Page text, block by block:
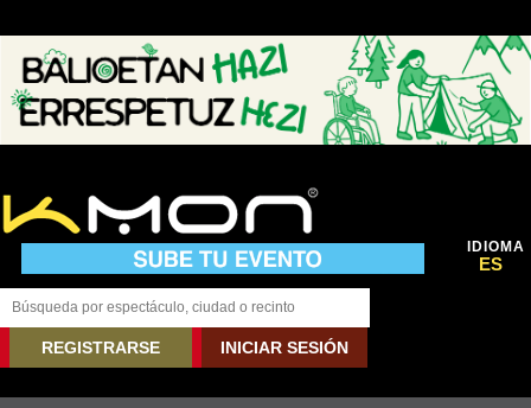
IDIOMA
ES
REGISTRARSE INICIAR SESIÓN